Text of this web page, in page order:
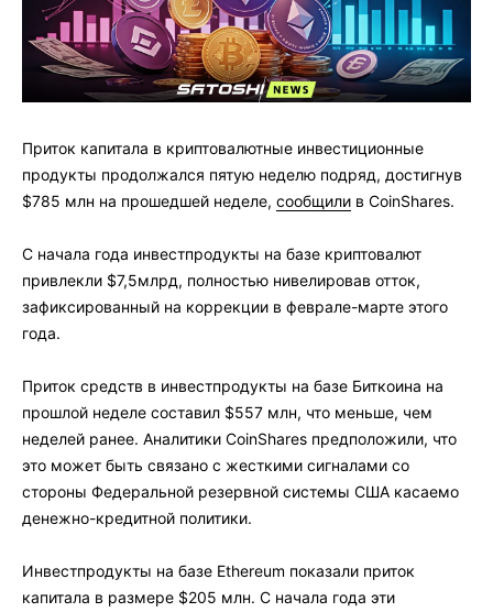
Приток капитала в криптовалютные инвестиционные
продукты продолжался пятую неделю подряд, достигнув
$785 млн на прошедшей неделе, сообщили в CoinShares.
С начала года инвестпродукты на базе криптовалют
привлекли $7,5млрд, полностью нивелировав отток,
зафиксированный на коррекции в феврале-марте этого
года.
Приток средств в инвестпродукты на базе Биткоина на
прошлой неделе составил $557 млн, что меньше, чем
неделей ранее. Аналитики CoinShares предположили, что
это может быть связано с жесткими сигналами со
стороны Федеральной резервной системы США касаемо
денежно-кредитной политики.
Инвестпродукты на базе Ethereum показали приток
капитала в размере $205 млн. С начала года эти